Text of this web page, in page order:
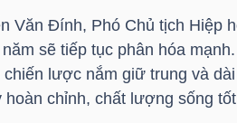
Văn Đính, Phó Chủ tịch Hiệp
sẽ tiếp tục phân hóa
lược nắm giữ trung và
chỉnh, chất lượng sống